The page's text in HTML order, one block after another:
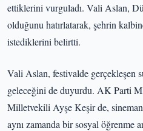
ettiklerini vurguladı. Vali Aslan,
olduğunu hatırlatarak, şehrin
istediklerini belirtti.
Vali Aslan, festivalde gerçekleşen
geleceğini de duyurdu. AK Parti
Milletvekili Ayşe Keşir de,
aynı zamanda bir sosyal öğrenme